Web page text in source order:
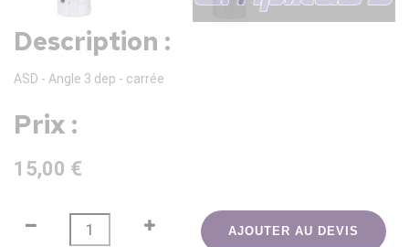
Description :
ASD - Angle 3 dep - carrée
Prix :
15,00 €
AJOUTER AU DEVIS